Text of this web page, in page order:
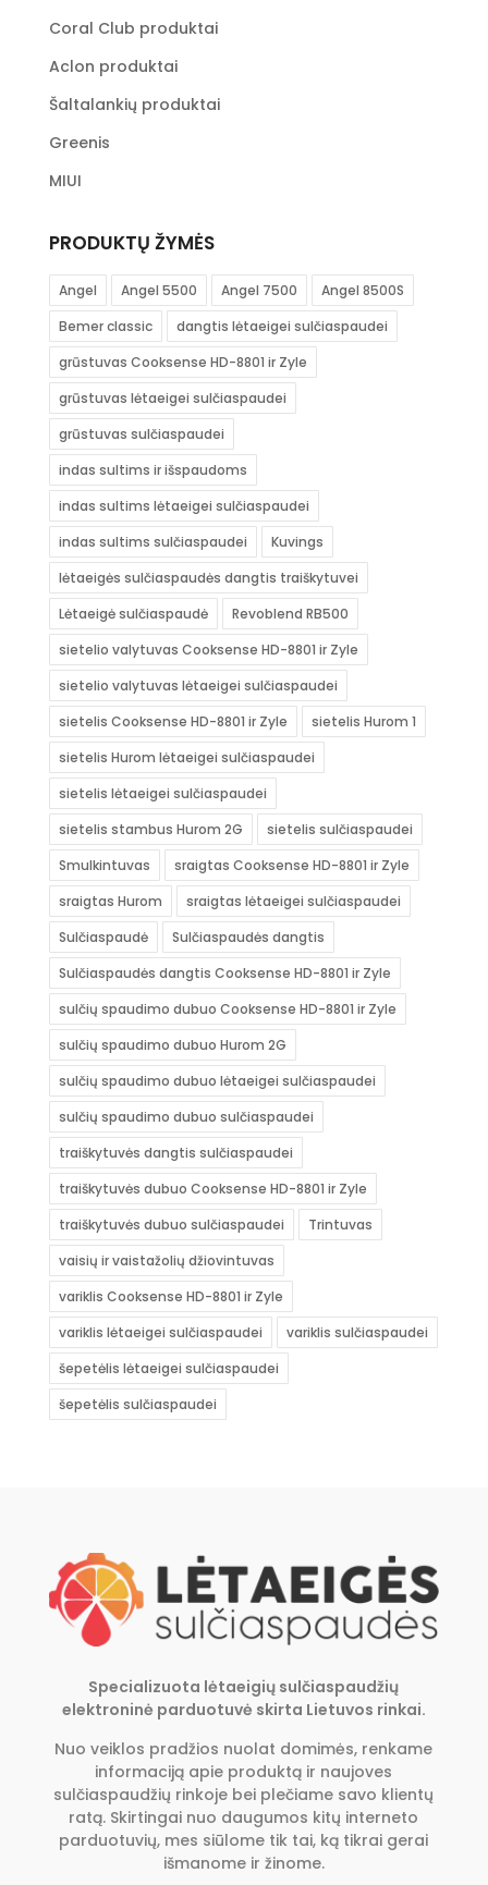
Coral Club produktai
Aclon produktai
Šaltalankių produktai
Greenis
MIUI
PRODUKTŲ ŽYMĖS
Angel Angel 5500 Angel 7500
Angel 8500S
Bemer classic
dangtis lėtaeigei sulčiaspaudei
grūstuvas Cooksense HD-8801 ir Zyle
grūstuvas lėtaeigei sulčiaspaudei
grūstuvas sulčiaspaudei
indas sultims ir išspaudoms
indas sultims lėtaeigei sulčiaspaudei
indas sultims sulčiaspaudei
Kuvings
lėtaeigės sulčiaspaudės dangtis traiškytuvei
Lėtaeigė sulčiaspaudė
Revoblend RB500
sietelio valytuvas Cooksense HD-8801 ir Zyle
sietelio valytuvas lėtaeigei sulčiaspaudei
sietelis Cooksense HD-8801 ir Zyle
sietelis Hurom 1
sietelis Hurom lėtaeigei sulčiaspaudei
sietelis lėtaeigei sulčiaspaudei
sietelis stambus Hurom 2G
sietelis sulčiaspaudei
Smulkintuvas
sraigtas Cooksense HD-8801 ir Zyle
sraigtas Hurom
sraigtas lėtaeigei sulčiaspaudei
Sulčiaspaudė
Sulčiaspaudės dangtis
Sulčiaspaudės dangtis Cooksense HD-8801 ir Zyle
sulčių spaudimo dubuo Cooksense HD-8801 ir Zyle
sulčių spaudimo dubuo Hurom 2G
sulčių spaudimo dubuo lėtaeigei sulčiaspaudei
sulčių spaudimo dubuo sulčiaspaudei
traiškytuvės dangtis sulčiaspaudei
traiškytuvės dubuo Cooksense HD-8801 ir Zyle
traiškytuvės dubuo sulčiaspaudei
Trintuvas
vaisių ir vaistažolių džiovintuvas
variklis Cooksense HD-8801 ir Zyle
variklis lėtaeigei sulčiaspaudei
variklis sulčiaspaudei
šepetėlis lėtaeigei sulčiaspaudei
šepetėlis sulčiaspaudei
Specializuota lėtaeigių sulčiaspaudžių
elektroninė parduotuvė skirta Lietuvos rinkai.
Nuo veiklos pradžios nuolat domimės, renkame
informaciją apie produktą ir naujoves
sulčiaspaudžių rinkoje bei plečiame savo klientų
ratą. Skirtingai nuo daugumos kitų interneto
parduotuvių, mes siūlome tik tai, ką tikrai gerai
išmanome ir žinome.